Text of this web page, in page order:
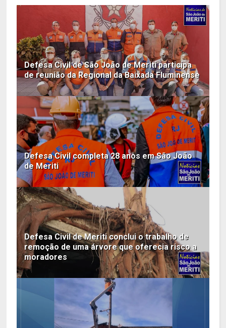
Defesa Civil de São João de Meriti participa
de reunião da Regional da Baixada Fluminense
Defesa Civil completa 28 anos em São João
de Meriti
Defesa Civil de Meriti conclui o trabalho de
remoção de uma árvore que oferecia risco a
moradores